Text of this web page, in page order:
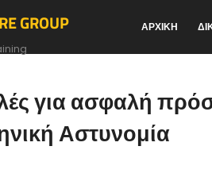
GROUP ΑΡΧΙΚΗ
για ασφαλή
Αστυνομία